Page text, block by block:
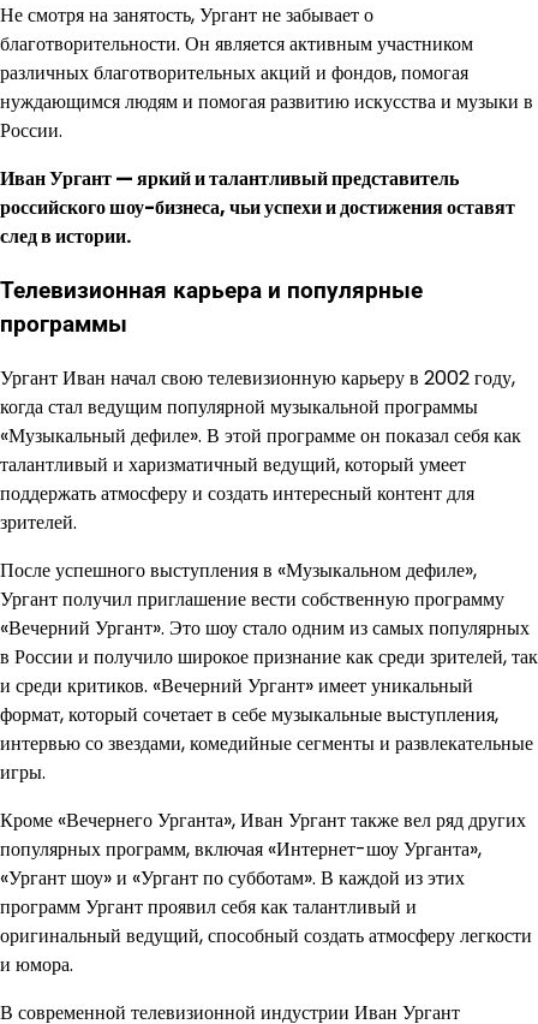
Не смотря на занятость, Ургант не забывает о
благотворительности. Он является активным участником
различных благотворительных акций и фондов, помогая
нуждающимся людям и помогая развитию искусства и музыки в
России.
Иван Ургант — яркий и талантливый представитель
российского шоу-бизнеса, чьи успехи и достижения оставят
след в истории.
Телевизионная карьера и популярные
программы
Ургант Иван начал свою телевизионную карьеру в 2002 году,
когда стал ведущим популярной музыкальной программы
«Музыкальный дефиле». В этой программе он показал себя как
талантливый и харизматичный ведущий, который умеет
поддержать атмосферу и создать интересный контент для
зрителей.
После успешного выступления в «Музыкальном дефиле»,
Ургант получил приглашение вести собственную программу
«Вечерний Ургант». Это шоу стало одним из самых популярных
в России и получило широкое признание как среди зрителей, так
и среди критиков. «Вечерний Ургант» имеет уникальный
формат, который сочетает в себе музыкальные выступления,
интервью со звездами, комедийные сегменты и развлекательные
игры.
Кроме «Вечернего Урганта», Иван Ургант также вел ряд других
популярных программ, включая «Интернет-шоу Урганта»,
«Ургант шоу» и «Ургант по субботам». В каждой из этих
программ Ургант проявил себя как талантливый и
оригинальный ведущий, способный создать атмосферу легкости
и юмора.
В современной телевизионной индустрии Иван Ургант